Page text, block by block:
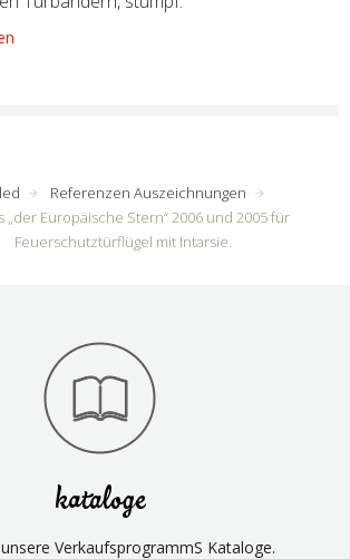
Referenzen Auszeichnungen
„der Europäische Stern“ 2006 und 2005 für
Feuerschutztürflügel mit Intarsie.
kataloge
VerkaufsprogrammS Kataloge.